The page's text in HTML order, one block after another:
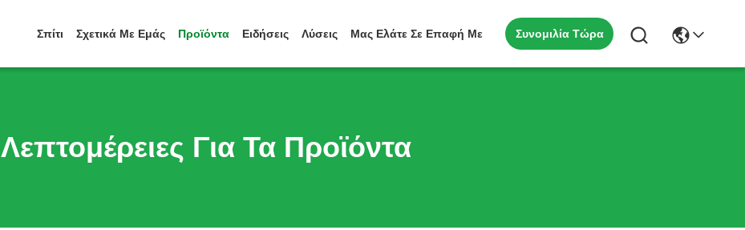
Σπίτι Σχετικά Με Εμάς Προϊόντα Ειδήσεις Λύσεις Μας Ελάτε Σε Επαφή Με Συνομιλία Τώρα
Λεπτομέρειες Για Τα Προϊόντα